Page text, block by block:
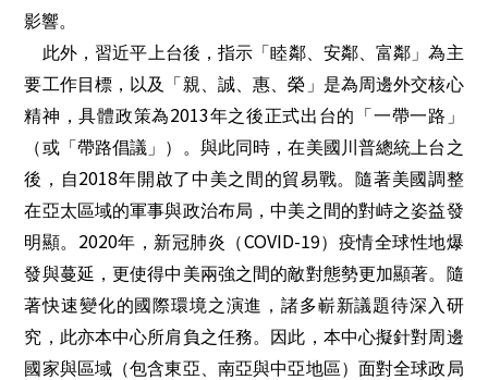
影響。
此外，習近平上台後，指示「睦鄰、安鄰、富鄰」為主
要工作目標，以及「親、誠、惠、榮」是為周邊外交核心
精神，具體政策為2013年之後正式出台的「一帶一路」
（或「帶路倡議」）。與此同時，在美國川普總統上台之
後，自2018年開啟了中美之間的貿易戰。隨著美國調整
在亞太區域的軍事與政治布局，中美之間的對峙之姿益發
明顯。 2020年，新冠肺炎（COVID-19）疫情全球性地爆
發與蔓延，更使得中美兩強之間的敵對態勢更加顯著。隨
著快速變化的國際環境之演進，諸多嶄新議題待深入研
究，此亦本中心所肩負之任務。因此， 本中心擬針對周邊
國家與區域（包含東亞、南亞與中亞地區）面對全球政局